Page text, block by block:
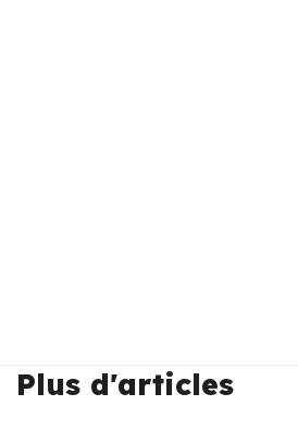
Plus d'articles